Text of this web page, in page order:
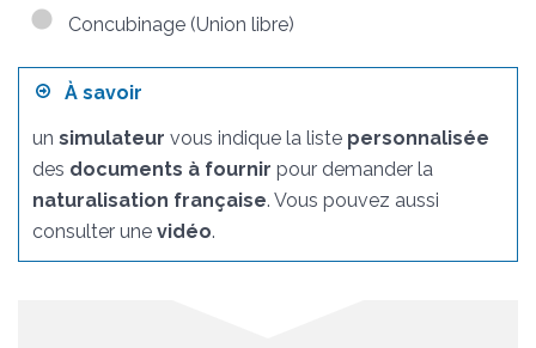
Concubinage (Union libre)
À savoir
unsimulateur vous indique la liste personnalisée
des documents à fournir pour demander la
naturalisation française. Vous pouvez aussi
consulter unevidéo.